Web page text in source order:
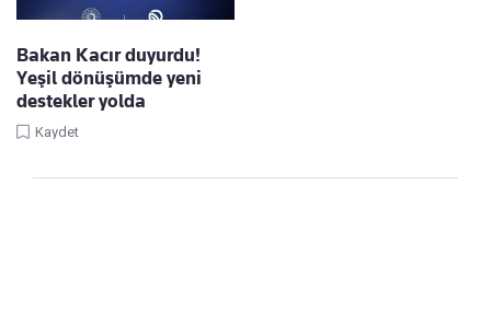
Bakan Kacır duyurdu!
Yeşil dönüşümde yeni
destekler yolda
Kaydet